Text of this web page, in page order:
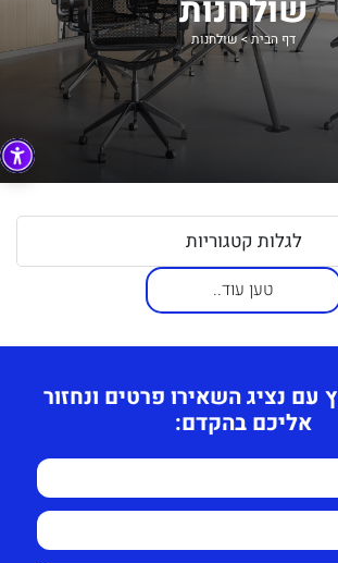
דף הבית>שולחנות
לגלות קטגוריות
טען עוד..
עם נציג השאירו פרטים ונחזור
אליכם בהקדם: